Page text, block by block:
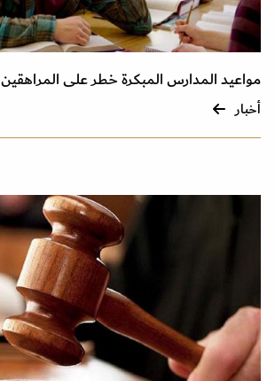
مواعيد المدارس المبكرة خطر على المراهقين
أخبار